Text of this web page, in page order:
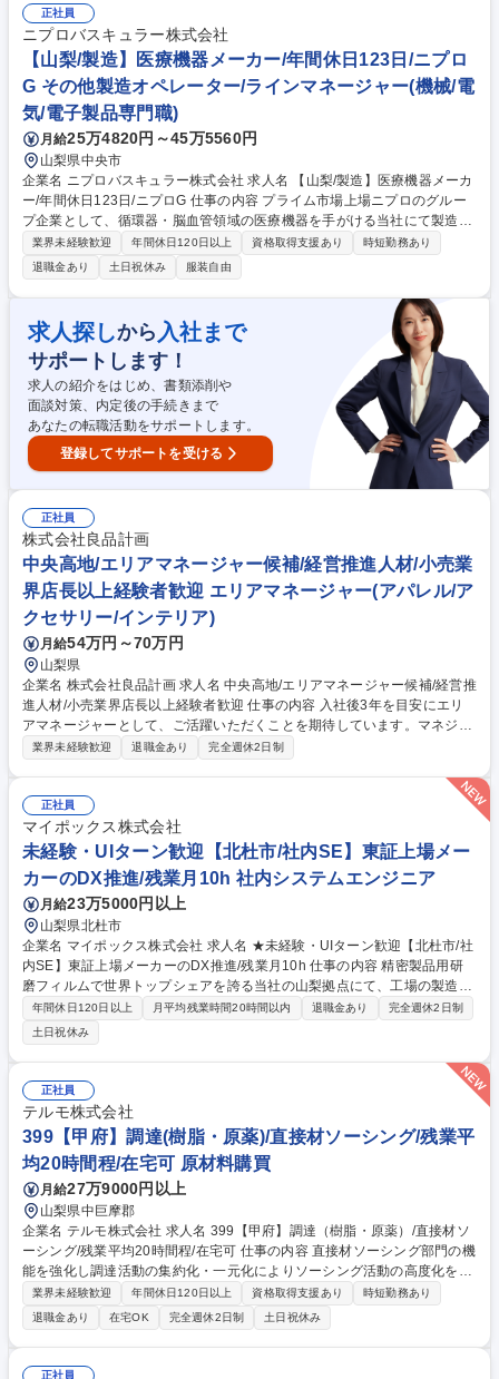
開発部との連携による課題解決 ・新製品のプロセス確立 募集職種 【山梨/
半導体ウェハプロセスに関する製造技術】光デバイス
正社員
ニプロバスキュラー株式会社
【山梨/製造】医療機器メーカー/年間休日123日/ニプロ
G その他製造オペレーター/ラインマネージャー(機械/電
気/電子製品専門職)
月給25万4820円～45万5560円
山梨県中央市
企業名 ニプロバスキュラー株式会社 求人名 【山梨/製造】医療機器メーカ
ー/年間休日123日/ニプロG 仕事の内容 プライム市場上場ニプロのグルー
プ企業として、循環器・脳血管領域の医療機器を手がける当社にて製造工
程を管理していただきます。 工程管理、スケジュール管理、改善、検証、
雑務等に従事して頂きます。 【具体的には】■品質管理・作業手順書の作
成、見直し・トラブル対応や原因確認・データチェックや分析（入社後に
習得可能）・品質を安定させるための仕組みづくり■その他業務（習熟に
応じて担当）・生産計画の調整や在庫管理・スタッフへの教育、指導・不
良原因の分析や工程改善 ・設備の点検、メンテナンス対応 募集職種 【山
梨/製造】医療機器メーカー/年間休日123日/ニプロG
業界未経験歓迎 年間休日120日以上 資格取得支援あり
時短勤務あり
退職金あり
土日祝休み 服装自由
求人探しから 入社まで
サポートします！
求人の紹介をはじめ、書類添削や
面談対策、内定後の手続きまで
あなたの転職活動をサポートします。
登録してサポートを受ける
正社員
株式会社良品計画
中央高地/エリアマネージャー候補/経営推進人材/小売業
界店長以上経験者歓迎 エリアマネージャー(アパレル/ア
クセサリー/インテリア)
月給54万円～70万円
山梨県
企業名 株式会社良品計画 求人名 中央高地/エリアマネージャー候補/経営推
進人材/小売業界店長以上経験者歓迎 仕事の内容 入社後3年を目安にエリ
アマネージャーとして、ご活躍いただくことを期待しています。マネジメ
ントのご経験を活かして個店経営を精度高く実現し、弊社の成長の一翼を
利益を達成するために、エリアの経営者として戦略を立案・実行すること
■個店経営を実現できる店長の育成を、部下であるブロックマネージャー
を通じて実現すること■営業の戦略や仕組み（店舗環境・システム等）に
ついて販売部側の窓口として関連部署と連携すること■更なる事業成長を
見据えた際に強化すべき点に対して業務改善や仕組化、整備を行い、全社
の成長を推進させること 募集職種 中央高地/エリアマネージャー候補/経営
推進人材/小売業界店長以上経験者歓迎
業界未経験歓迎 退職金あり 完全週休2日制
正社員
マイポックス株式会社
未経験・UIターン歓迎【北杜市/社内SE】東証上場メー
カーのDX推進/残業月10h 社内システムエンジニア
月給23万5000円以上
山梨県北杜市
企業名 マイポックス株式会社 求人名 ★未経験・UIターン歓迎【北杜市/社
内SE】東証上場メーカーのDX推進/残業月10h 仕事の内容 精密製品用研
磨フィルムで世界トップシェアを誇る当社の山梨拠点にて、工場の製造・
生産技術や社内のワークフロー・業務プロセスを効率化しつつ、デジタル
化を実現していただきます。 ■現場からの問い合わせ対応（Slack等での
ヘルプデスク） ■現場へのヒアリングと、手入力等アナログな非効率の可
視化 ■既存機器やWebアプリ等を活用した業務自動化の要件定義～実装
【ポイント】高度なITスキルより「現場の課題をどう解決するか」という
『仮説⇒検証』を繰り返すことが好きな方、得意な方に親和性がありそう
です。構築した仕組みで「ラクになったわ！」という社員からの声がやり
がいになります。 募集職種 ★未経験・UIターン歓迎【北杜市/社内SE】東
証上場メーカーのDX推進/残業月10h
年間休日120日以上 月平均残業時間20時間以内 退職金あり
完全週休2日制
土日祝休み
正社員
テルモ株式会社
399【甲府】調達(樹脂・原薬)/直接材ソーシング/残業平
均20時間程/在宅可 原材料購買
月給27万9000円以上
山梨県中巨摩郡
企業名 テルモ株式会社 求人名 399【甲府】調達（樹脂・原薬）/直接材ソ
ーシング/残業平均20時間程/在宅可 仕事の内容 直接材ソーシング部門の機
能を強化し調達活動の集約化・一元化によりソーシング活動の高度化を目
指しています。医療機器に使用される樹脂原料・原薬のソーシング/新規サ
プライヤー探索等をお任せします。 ●社内ニーズと外部シーズのマッチン
グ（外部環境を調査し社内に企画提案） ●外部シーズの探索、最適取引先
選定、取引条件交渉、契約交渉 ●工場内の関連部門と連携しニーズを把握
●対象商材：樹脂、原薬 募集職種 399【甲府】調達（樹脂・原薬）/直接材
業界未経験歓迎 年間休日120日以上 資格取得支援あり
時短勤務あり
退職金あり
在宅OK 完全週休2日制 土日祝休み
正社員